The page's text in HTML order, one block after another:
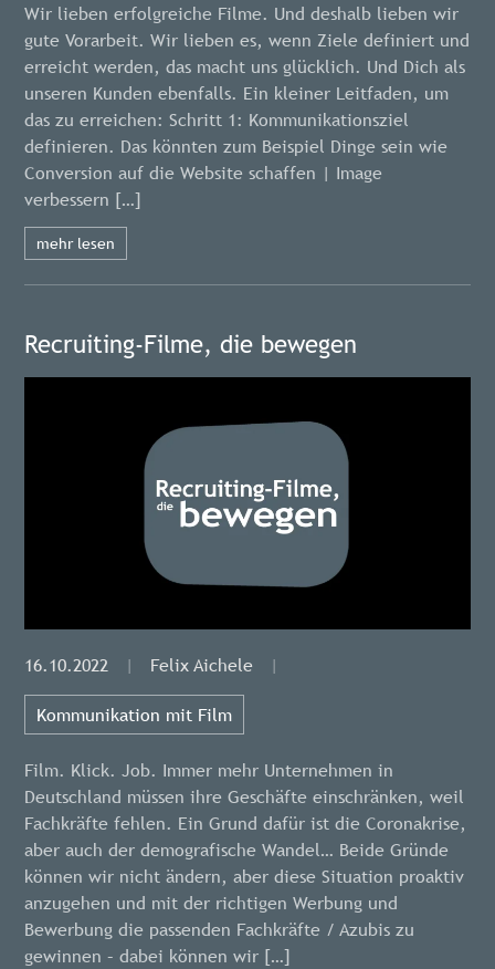
Wir lieben erfolgreiche Filme. Und deshalb lieben wir
gute Vorarbeit. Wir lieben es, wenn Ziele definiert und
erreicht werden, das macht uns glücklich. Und Dich als
unseren Kunden ebenfalls. Ein kleiner Leitfaden, um
das zu erreichen: Schritt 1: Kommunikationsziel
definieren. Das könnten zum Beispiel Dinge sein wie
Conversion auf die Website schaffen | Image
verbessern […]
mehr lesen
Recruiting-Filme, die bewegen
16.10.2022 | Felix Aichele |
Kommunikation mit Film
Film. Klick. Job. Immer mehr Unternehmen in
Deutschland müssen ihre Geschäfte einschränken, weil
Fachkräfte fehlen. Ein Grund dafür ist die Coronakrise,
aber auch der demografische Wandel… Beide Gründe
können wir nicht ändern, aber diese Situation proaktiv
anzugehen und mit der richtigen Werbung und
Bewerbung die passenden Fachkräfte / Azubis zu
gewinnen – dabei können wir […]